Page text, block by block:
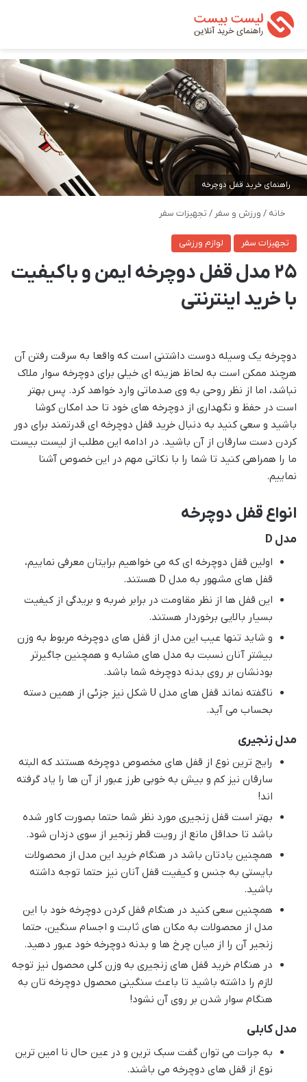
راهنمای خرید قفل دوچرخه
خانه / ورزش و سفر / تجهیزات سفر
تجهیزات سفر لوازم ورزشی
25 مدل قفل دوچرخه ایمن و باکیفیت
با خرید اینترنتی
دوچرخه یک وسیله دوست داشتنی است که واقعا به سرقت رفتن آن
هرچند ممکن است به لحاظ هزینه ای خیلی برای دوچرخه سوار ملاک
نباشد، اما از نظر روحی به وی صدماتی وارد خواهد کرد. پس بهتر
است در حفظ و نگهداری از دوچرخه های خود تا حد امکان کوشا
باشید و سعی کنید به دنبال خرید قفل دوچرخه ای قدرتمند برای دور
کردن دست سارقان از آن باشید. در ادامه این مطلب از لیست بیست
ما را همراهی کنید تا شما را با نکاتی مهم در این خصوص آشنا
نماییم.
انواع قفل دوچرخه
مدل D
اولین قفل دوچرخه ای که می خواهیم برایتان معرفی نماییم،
قفل های مشهور به مدل D هستند.
این قفل ها از نظر مقاومت در برابر ضربه و بریدگی از کیفیت
بسیار بالایی برخوردار هستند.
و شاید تنها عیب این مدل از قفل های دوچرخه مربوط به وزن
بیشتر آنان نسبت به مدل های مشابه و همچنین جاگیرتر
بودنشان بر روی بدنه دوچرخه شما باشد.
ناگفته نماند قفل های مدل U شکل نیز جزئی از همین دسته
بحساب می آید.
مدل زنجیری
رایج ترین نوع از قفل های مخصوص دوچرخه هستند که البته
سارقان نیز کم و بیش به خوبی طرز عبور از آن ها را یاد گرفته
اند!
بهتر است قفل زنجیری مورد نظر شما حتما بصورت کاور شده
باشد تا حداقل مانع از رویت قطر زنجیر از سوی دزدان شود.
همچنین یادتان باشد در هنگام خرید این مدل از محصولات
بایستی به جنس و کیفیت قفل آنان نیز حتما توجه داشته
باشید.
همچنین سعی کنید در هنگام قفل کردن دوچرخه خود با این
مدل از محصولات به مکان های ثابت و اجسام سنگین، حتما
زنجیر آن را از میان چرخ ها و بدنه دوچرخه خود عبور دهید.
در هنگام خرید قفل های زنجیری به وزن کلی محصول نیز توجه
لازم را داشته باشید تا باعث سنگینی محصول دوچرخه تان به
هنگام سوار شدن بر روی آن نشود!
مدل کابلی
به جرات می توان گفت سبک ترین و در عین حال نا امین ترین
نوع از قفل های دوچرخه می باشند.